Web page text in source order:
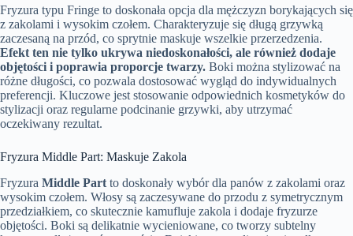
Fryzura typu Fringe to doskonała opcja dla mężczyzn borykających się
z zakolami i wysokim czołem. Charakteryzuje się długą grzywką
zaczesaną na przód, co sprytnie maskuje wszelkie przerzedzenia.
Efekt ten nie tylko ukrywa niedoskonałości, ale również dodaje
objętości i poprawia proporcje twarzy. Boki można stylizować na
różne długości, co pozwala dostosować wygląd do indywidualnych
preferencji. Kluczowe jest stosowanie odpowiednich kosmetyków do
stylizacji oraz regularne podcinanie grzywki, aby utrzymać
oczekiwany rezultat.
Fryzura Middle Part: Maskuje Zakola
Fryzura Middle Part to doskonały wybór dla panów z zakolami oraz
wysokim czołem. Włosy są zaczesywane do przodu z symetrycznym
przedziałkiem, co skutecznie kamufluje zakola i dodaje fryzurze
objętości. Boki są delikatnie wycieniowane, co tworzy subtelny